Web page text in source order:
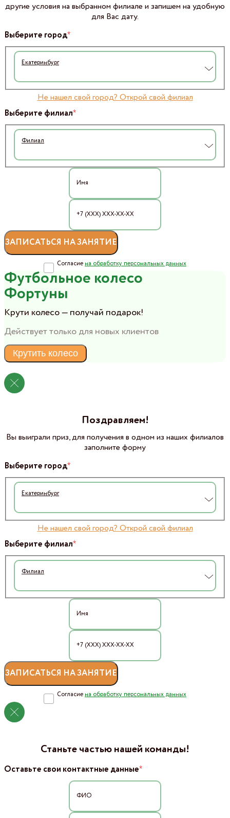
другие условия на выбранном филиале и запишем на удобную
для Вас дату.
Выберите город*
Екатеринбург
Не нашел свой город? Открой свой филиал
Выберите филиал*
Филиал
Согласие на обработку персональных данных
Футбольное колесо
Фортуны
Крути колесо — получай подарок!
Действует только для новых клиентов
Крутить колесо
Поздравляем!
Вы выиграли приз, для получения в одном из наших филиалов
заполните форму
Выберите город*
Екатеринбург
Не нашел свой город? Открой свой филиал
Выберите филиал*
Филиал
Согласие на обработку персональных данных
Станьте частью нашей команды!
Оставьте свои контактные данные*